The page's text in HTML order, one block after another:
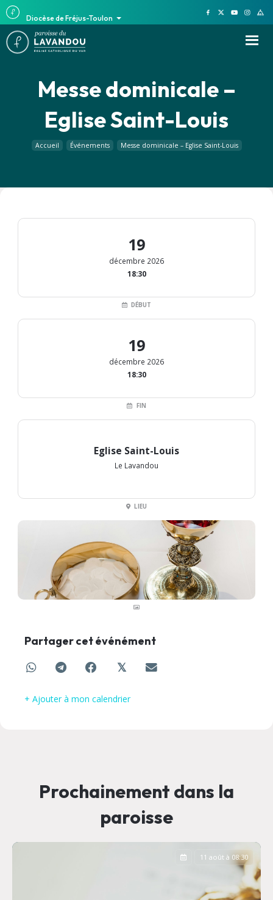
Diocèse de Fréjus-Toulon
Messe dominicale –
Eglise Saint-Louis
Accueil Événements Messe dominicale – Eglise Saint-Louis
19
décembre 2026
18:30
DÉBUT
19
décembre 2026
18:30
FIN
Eglise Saint-Louis
Le Lavandou
LIEU
Partager cet événément
𝕏
+ Ajouter à mon calendrier
Prochainement dans la
paroisse
11 août à 08:30